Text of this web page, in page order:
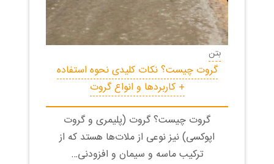
بتن
گروت‌ چیست؟ نکات کلیدی نحوه استفاده
+ کاربردها و انواع گروت
گروت چیست؟ گروت‌ (پلیمری و گروت
اپوکسی) نیز نوعی از ملات‌ها هستد که از
ترکیب ماسه و سیمان و افزودنی…